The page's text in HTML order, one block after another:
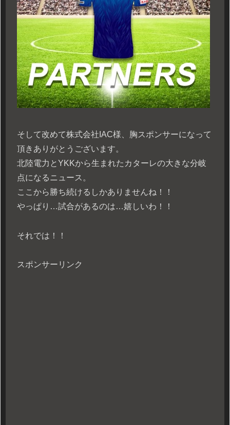
そして改めて株式会社IAC様、胸スポンサーになって
頂きありがとうございます。
北陸電力とYKKから生まれたカターレの大きな分岐
点になるニュース。
ここから勝ち続けるしかありませんね！！
やっぱり…試合があるのは…嬉しいわ！！
それでは！！
スポンサーリンク